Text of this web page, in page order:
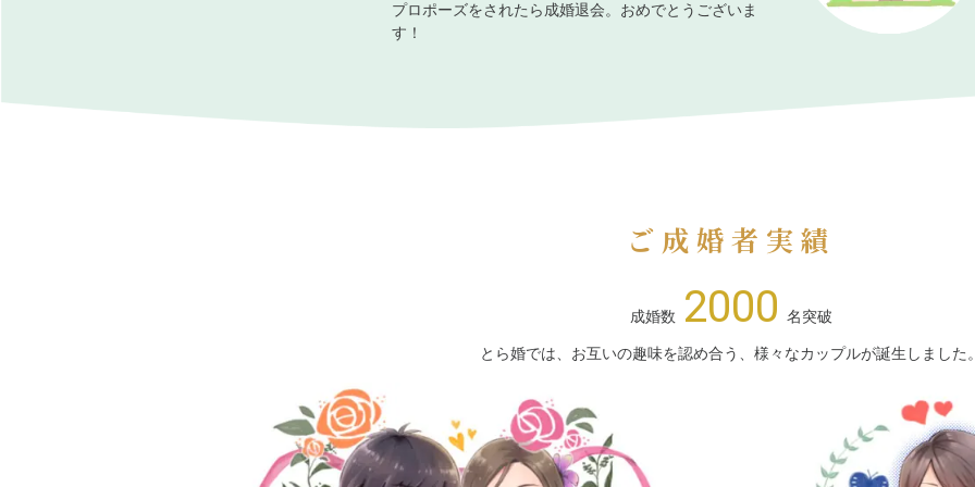
プロポーズをされたら成婚退会。おめでとうございま
す！
ご成婚者実績
成婚数 2000 名突破
とら婚では、お互いの趣味を認め合う、様々なカップルが誕生しました